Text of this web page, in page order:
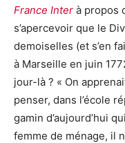
France Inter à propos
s’apercevoir que le
demoiselles (et s’en
à Marseille en juin
jour-là ? « On
penser, dans l’école
gamin d’aujourd’hui
femme de ménage, il